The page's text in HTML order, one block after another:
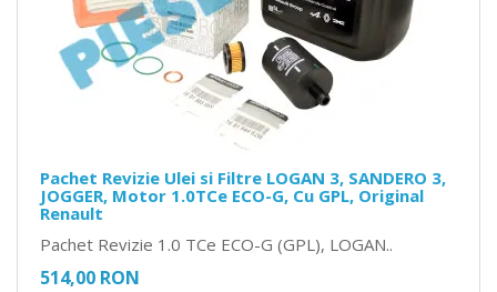
Pachet Revizie Ulei si Filtre LOGAN 3, SANDERO 3,
JOGGER, Motor 1.0TCe ECO-G, Cu GPL, Original
Renault
Pachet Revizie 1.0 TCe ECO-G (GPL), LOGAN..
514,00 RON